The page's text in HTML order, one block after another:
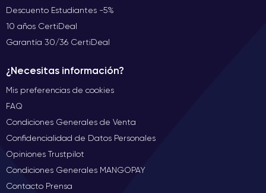
Descuento Estudiantes -5%
10 años CertiDeal
Garantía 30/36 CertiDeal
¿Necesitas información?
Mis preferencias de cookies
FAQ
Condiciones Generales de Venta
Confidencialidad de Datos Personales
Opiniones Trustpilot
Condiciones Generales MANGOPAY
Contacto Prensa